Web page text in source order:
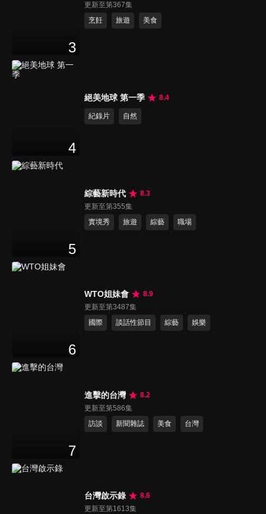
3
更新至第367集
烹飪
旅遊 美食
4
絕美地球 第一季 8.4
紀錄片 自然
5
綜藝新時代
8.3
更新至第355集
實境秀
旅遊 綜藝 職場
6
WTO姐妹會
8.9
更新至第3487集
國際
談話性節目 綜藝 娛樂
7
進擊的台灣
8.2
更新至第586集
訪談
新聞雜誌 美食 台灣
台灣啟示錄
8.6
更新至第1613集